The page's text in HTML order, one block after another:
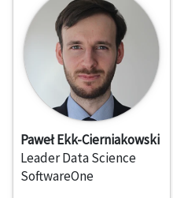
Paweł Ekk-Cierniakowski
Leader Data Science
SoftwareOne